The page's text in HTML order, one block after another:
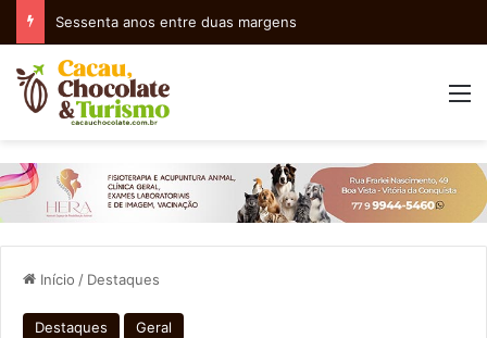
Início / Destaques
Destaques Geral